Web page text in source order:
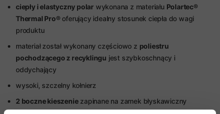
ciepły i elastyczny polar wykonana z materiału Polartec®
Thermal Pro®oferujący idealny stosunek ciepła do wagi
produktu
materiał został wykonany częściowo z poliestru
pochodzącego z recyklingu jest szybkoschnący i
oddychający
wysoki, szczelny kołnierz
2 boczne kieszeniezapinane na zamek błyskawiczny